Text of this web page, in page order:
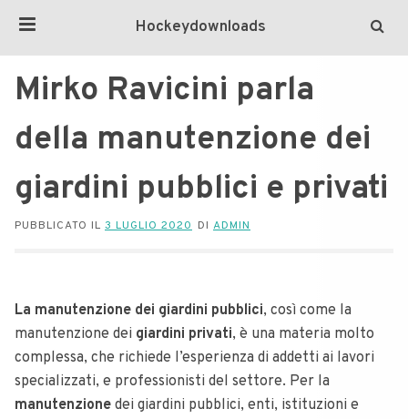
Hockeydownloads
Mirko Ravicini parla
della manutenzione dei
giardini pubblici e privati
PUBBLICATO IL 3 LUGLIO 2020 DI ADMIN
La manutenzione dei giardini pubblici, così come la
manutenzione dei giardini privati, è una materia molto
complessa, che richiede l’esperienza di addetti ai lavori
specializzati, e professionisti del settore. Per la
manutenzione dei giardini pubblici, enti, istituzioni e